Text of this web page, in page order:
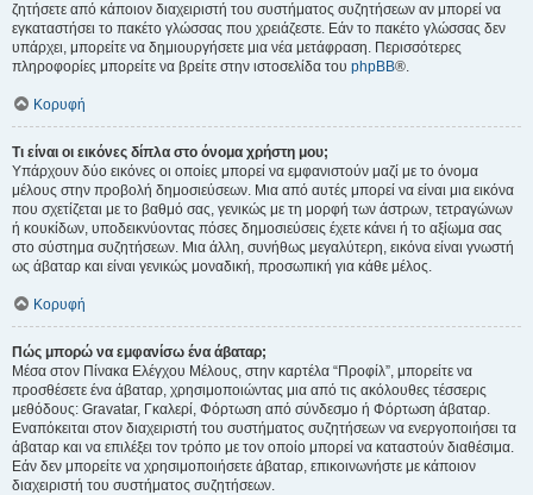
ζητήσετε από κάποιον διαχειριστή του συστήματος συζητήσεων αν μπορεί να
εγκαταστήσει το πακέτο γλώσσας που χρειάζεστε. Εάν το πακέτο γλώσσας δεν
υπάρχει, μπορείτε να δημιουργήσετε μια νέα μετάφραση. Περισσότερες
πληροφορίες μπορείτε να βρείτε στην ιστοσελίδα του phpBB®.
Κορυφή
Τι είναι οι εικόνες δίπλα στο όνομα χρήστη μου;
Υπάρχουν δύο εικόνες οι οποίες μπορεί να εμφανιστούν μαζί με το όνομα
μέλους στην προβολή δημοσιεύσεων. Μια από αυτές μπορεί να είναι μια εικόνα
που σχετίζεται με το βαθμό σας, γενικώς με τη μορφή των άστρων, τετραγώνων
ή κουκίδων, υποδεικνύοντας πόσες δημοσιεύσεις έχετε κάνει ή το αξίωμα σας
στο σύστημα συζητήσεων. Μια άλλη, συνήθως μεγαλύτερη, εικόνα είναι γνωστή
ως άβαταρ και είναι γενικώς μοναδική, προσωπική για κάθε μέλος.
Κορυφή
Πώς μπορώ να εμφανίσω ένα άβαταρ;
Μέσα στον Πίνακα Ελέγχου Μέλους, στην καρτέλα “Προφίλ”, μπορείτε να
προσθέσετε ένα άβαταρ, χρησιμοποιώντας μια από τις ακόλουθες τέσσερις
μεθόδους: Gravatar, Γκαλερί, Φόρτωση από σύνδεσμο ή Φόρτωση άβαταρ.
Εναπόκειται στον διαχειριστή του συστήματος συζητήσεων να ενεργοποιήσει τα
άβαταρ και να επιλέξει τον τρόπο με τον οποίο μπορεί να καταστούν διαθέσιμα.
Εάν δεν μπορείτε να χρησιμοποιήσετε άβαταρ, επικοινωνήστε με κάποιον
διαχειριστή του συστήματος συζητήσεων.